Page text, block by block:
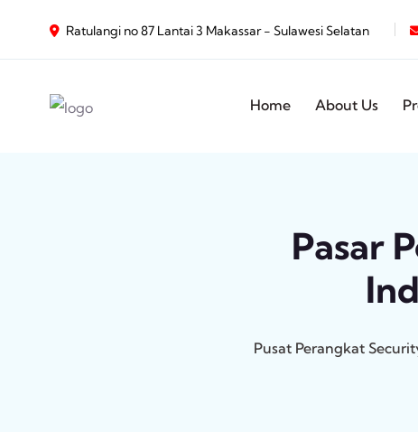
Ratulangi no 87 Lantai 3 Makassar - Sulawesi Selatan
Home About Us
Pasar
Pusat Perangkat